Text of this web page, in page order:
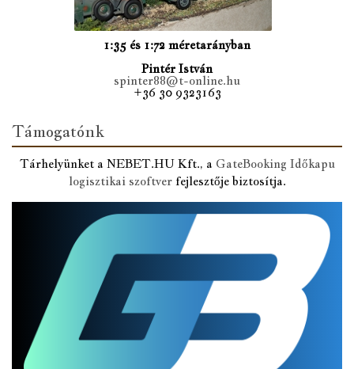
1:35 és 1:72 méretarányban
Pintér István
spinter88@t-online.hu
+36 30 9323163
Támogatónk
Tárhelyünket a NEBET.HU Kft., a GateBooking Időkapu
logisztikai szoftverfejlesztője biztosítja.